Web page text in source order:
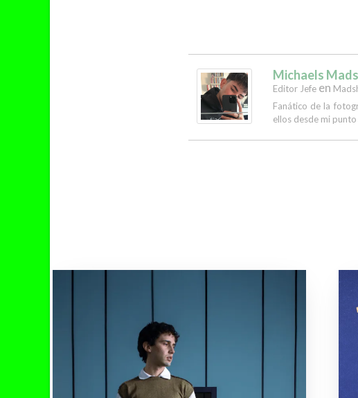
Michaels Mads
Editor Jefe en
Fanático de la
ellos desde mi